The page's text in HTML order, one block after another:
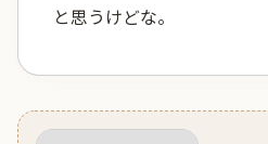
と思うけどな。